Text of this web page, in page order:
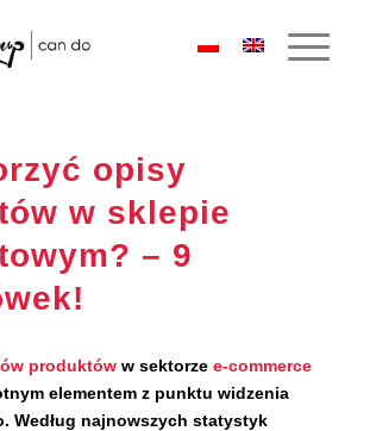
opisy
w sklepie
– 9
produktóww sektorze e-commerce
elementem z punktu widzenia
Według najnowszych statystyk